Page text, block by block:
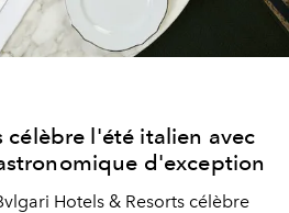
célèbre l'été italien avec
d'exception
Hotels & Resorts célèbre